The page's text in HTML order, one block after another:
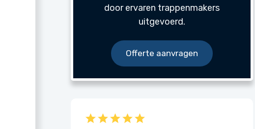
door ervaren trappenmakers
uitgevoerd.
Offerte aanvragen